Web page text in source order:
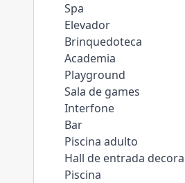
Spa
Elevador
Brinquedoteca
Academia
Playground
Sala de games
Interfone
Bar
Piscina adulto
Hall de entrada
Piscina